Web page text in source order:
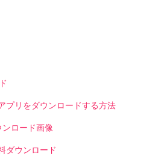
プリをダウンロードする方法
ロード画像
ダウンロード